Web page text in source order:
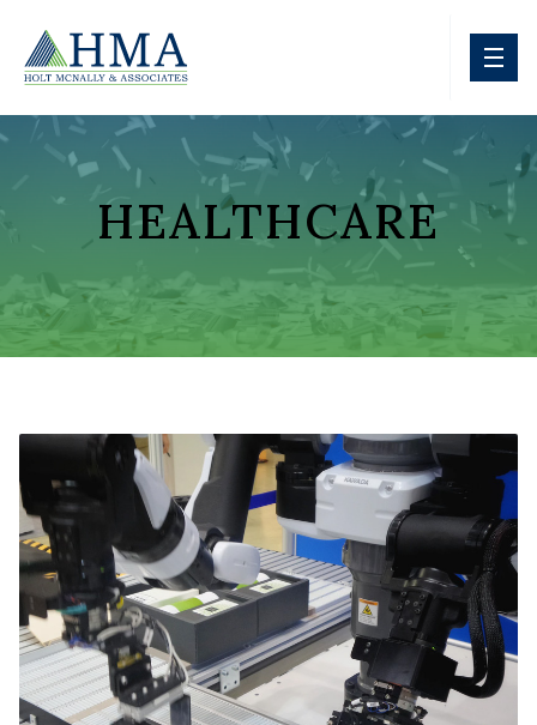
HEALTHCARE